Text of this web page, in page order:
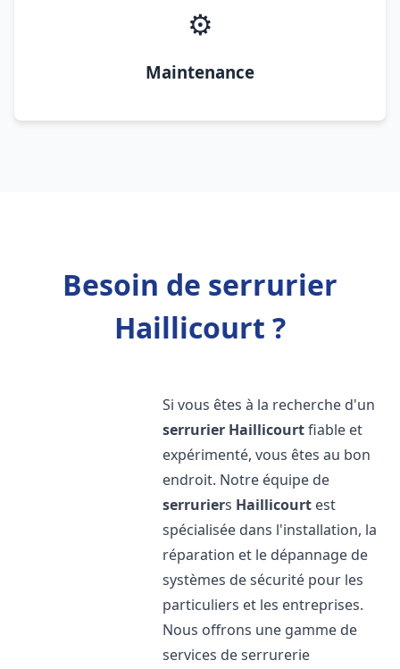
⚙️
Maintenance
Besoin de serrurier
Haillicourt ?
Si vous êtes à la recherche d'un
serrurier Haillicourtfiable et
expérimenté, vous êtes au bon
endroit. Notre équipe de
serruriers Haillicourt est
spécialisée dans l'installation, la
réparation et le dépannage de
systèmes de sécurité pour les
particuliers et les entreprises.
Nous offrons une gamme de
services de serrurerie